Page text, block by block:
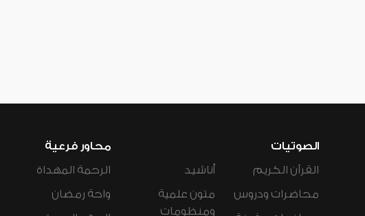
الصوتيات
القرآن الكريم
محاضرات ودروس
أناشيد
متون علمية
ومنظومات
محاور فرعية
الرحمة المهداة
واحة رمضان